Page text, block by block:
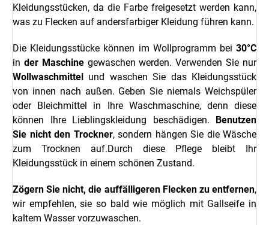
Kleidungsstücken, da die Farbe freigesetzt werden kann,
was zu Flecken auf andersfarbiger Kleidung führen kann.
Die Kleidungsstücke können im Wollprogramm bei 30°C
in der Maschinegewaschen werden. Verwenden Sie nur
Wollwaschmittel
und waschen Sie das Kleidungsstück
von innen nach außen. Geben Sie niemals Weichspüler
oder Bleichmittel in Ihre Waschmaschine, denn diese
können Ihre Lieblingskleidung beschädigen.
Benutzen
Sie nicht den Trockner, sondern hängen Sie die Wäsche
zum Trocknen auf.Durch diese Pflege bleibt Ihr
Kleidungsstück in einem schönen Zustand.
Zögern Sie nicht, die auffälligeren Flecken zu entfernen,
wir empfehlen, sie so bald wie möglich mit Gallseife in
kaltem Wasser vorzuwaschen.